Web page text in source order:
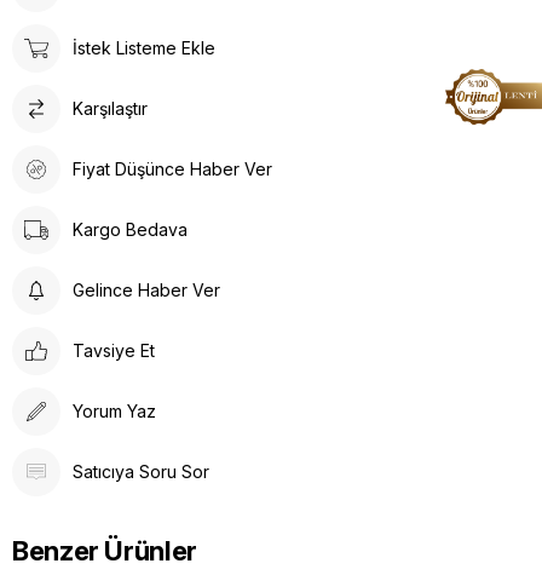
İstek Listeme Ekle
Karşılaştır
Fiyat Düşünce Haber Ver
Kargo Bedava
Gelince Haber Ver
Tavsiye Et
Yorum Yaz
Satıcıya Soru Sor
Benzer Ürünler